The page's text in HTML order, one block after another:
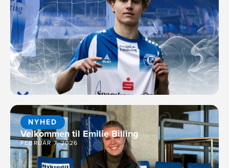
NYHED
Velkommen til Emilie Billing
FEBRUAR 7, 2026